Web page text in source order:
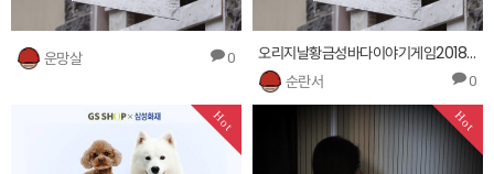
운망살 0
오리지날황금성바다이야기게임2018® 5380.BAS2011.xyz
순란서
0
Hot Hot